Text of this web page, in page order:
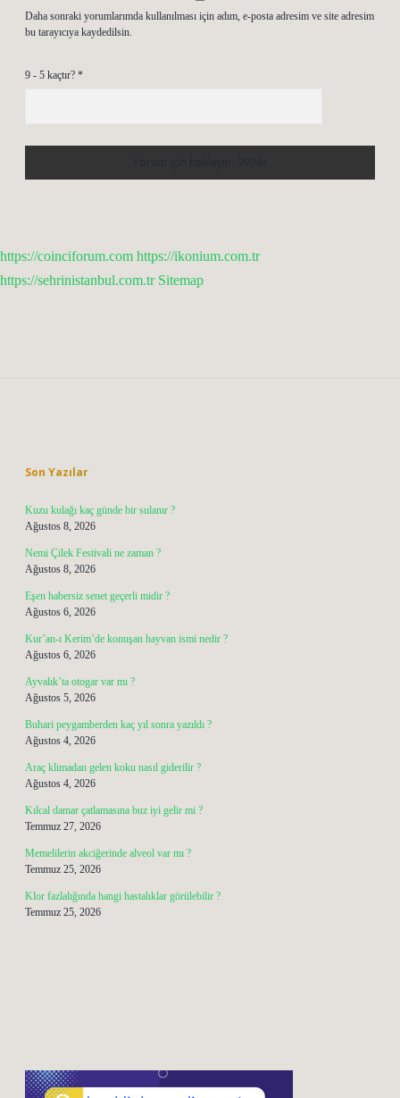
Daha sonraki yorumlarımda kullanılması için adım, e-posta adresim ve site adresim
bu tarayıcıya kaydedilsin.
9 - 5 kaçtır? *
https://coinciforum.com https://ikonium.com.tr
https://sehrinistanbul.com.tr Sitemap
Son Yazılar
Kuzu kulağı kaç günde bir sulanır ?
Ağustos 8, 2026
Nemi Çilek Festivali ne zaman ?
Ağustos 8, 2026
Eşen habersiz senet geçerli midir ?
Ağustos 6, 2026
Kur’an-ı Kerim’de konuşan hayvan ismi nedir ?
Ağustos 6, 2026
Ayvalık’ta otogar var mı ?
Ağustos 5, 2026
Buhari peygamberden kaç yıl sonra yazıldı ?
Ağustos 4, 2026
Araç klimadan gelen koku nasıl giderilir ?
Ağustos 4, 2026
Kılcal damar çatlamasına buz iyi gelir mi ?
Temmuz 27, 2026
Memelilerin akciğerinde alveol var mı ?
Temmuz 25, 2026
Klor fazlalığında hangi hastalıklar görülebilir ?
Temmuz 25, 2026